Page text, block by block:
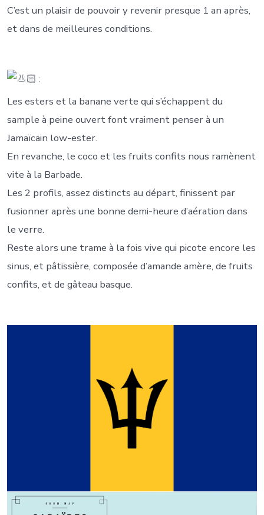
C’est un plaisir de pouvoir y revenir presque 1 an après,
et dans de meilleures conditions.
:
Les esters et la banane verte qui s’échappent du
sample à peine ouvert font vraiment penser à un
Jamaïcain low-ester.
En revanche, le coco et les fruits confits nous ramènent
vite à la Barbade.
Les 2 profils, assez distincts au départ, finissent par
fusionner après une bonne demi-heure d’aération dans
le verre.
Reste alors une trame à la fois vive qui picote encore les
sinus, et pâtissière, composée d’amande amère, de fruits
confits, et de gâteau basque.